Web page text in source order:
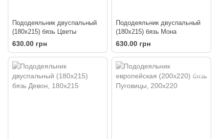
Пододеяльник двуспальный
(180х215) бязь Цветы
630.00 грн
Пододеяльник двуспальный
(180х215) бязь Мона
630.00 грн